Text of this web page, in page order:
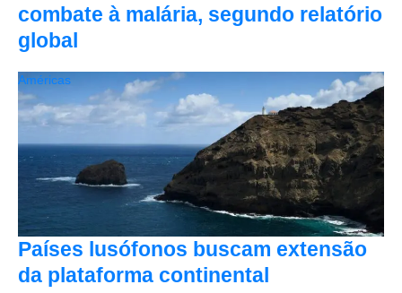
combate à malária, segundo relatório
global
Países lusófonos buscam extensão
da plataforma continental
Américas